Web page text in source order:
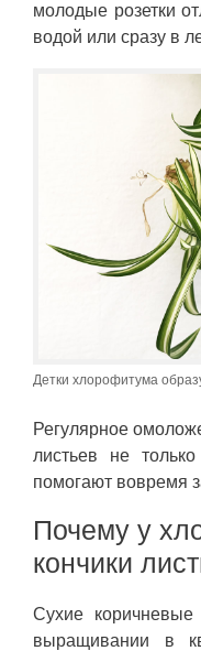
молодые розетки
водой или сразу в
Детки хлорофитума
Регулярное
листьев не
помогают вовремя
Почему у
кончики
Сухие
выращивании в